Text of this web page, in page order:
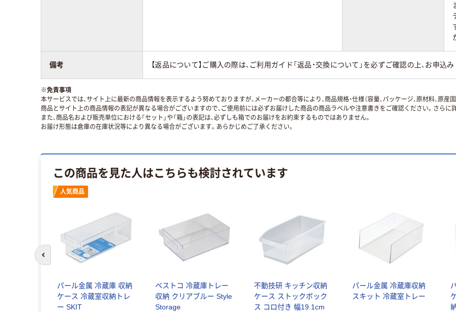
備考 【返品について】ご購入の際は、ご利用ガイド「返品・交換について」を必ずご確認の上、お申込
※免責事項
本サービスでは、サイト上に最新の商品情報を表示するよう努めておりますが、メーカーの都合等により、商品規格・仕様（容量、パッケージ、原材料、原
商品とサイト上の商品情報の表記が異なる場合がございますので、ご使用前には必ずお届けした商品の商品ラベルや注意書きをご確認ください。さらに
また、商品名および販売単位における「セット」や「箱」の表記は、必ずしも箱でのお届けをお約束するものではありません。
お届け形態は倉庫の在庫状況等により異なる場合がございます。あらかじめご了承ください。
この商品を見た人はこちらも検討されています
人気商品
パール金属 冷蔵庫 収納
ケース 冷蔵室収納トレ
ー SKIT
ベストコ 冷蔵庫トレー
収納 クリアブルー Style
Storage
不動技研 キッチン収納
ケース ストックボック
ス コロ付き 幅19.1cm
パール金属 冷蔵庫収納
スキット 冷蔵室トレー
前のスライドへ